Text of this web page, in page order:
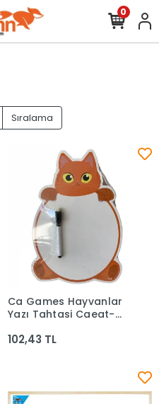
0
Sıralama
Sepete Ekle
Ca Games Hayvanlar
Yazı Tahtasi Caegt-
5236
102,43 TL